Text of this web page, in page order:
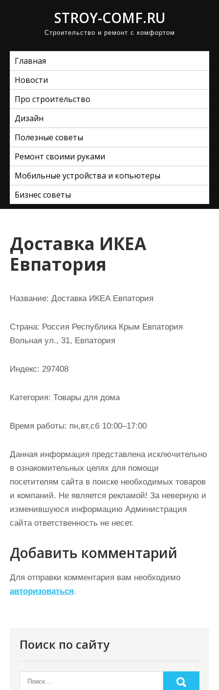
STROY-COMF.RU
Строительство и ремонт с комфортом
Главная
Новости
Про строительство
Дизайн
Полезные советы
Ремонт своими руками
Мобильные устройства и копьютеры
Бизнес советы
Доставка ИКЕА
Евпатория
Название: Доставка ИКЕА Евпатория
Страна: Россия Республика Крым Евпатория
Вольная ул., 31, Евпатория
Индекс: 297408
Категория: Товары для дома
Время работы: пн,вт,сб 10:00–17:00
Данная информация представлена исключительно
в ознакомительных целях для помощи
посетителям сайта в поиске необходимых товаров
и компаний. Не является рекламой! За неверную и
изменившуюся информацию Администрация
сайта ответственность не несет.
Добавить комментарий
Для отправки комментария вам необходимо
авторизоваться.
Поиск по сайту